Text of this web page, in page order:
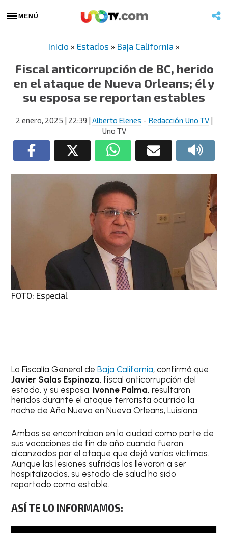
MENÚ
Inicio » Estados » Baja California »
Fiscal anticorrupción de BC, herido
en el ataque de Nueva Orleans; él y
su esposa se reportan estables
2 enero, 2025 | 22:39 | Alberto Elenes - Redacción Uno TV|
Uno TV
FOTO: Especial
La Fiscalía General deBaja California, confirmó que
Javier Salas Espinoza, fiscal anticorrupción del
estado, y su esposa, Ivonne Palma, resultaron
heridos durante el ataque terrorista ocurrido la
noche de Año Nuevo en Nueva Orleans, Luisiana.
Ambos se encontraban en la ciudad como parte de
sus vacaciones de fin de año cuando fueron
alcanzados por el ataque que dejó varias víctimas.
Aunque las lesiones sufridas los llevaron a ser
hospitalizados, su estado de salud ha sido
reportado como estable.
ASÍ TE LO INFORMAMOS: